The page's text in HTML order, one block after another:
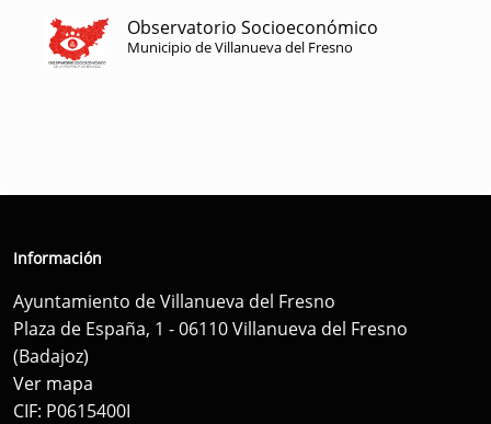
Observatorio Socioeconómico
Municipio de Villanueva del Fresno
Información
Ayuntamiento de Villanueva del Fresno
Plaza de España, 1 - 06110 Villanueva del Fresno
(Badajoz)
Ver mapa
CIF: P0615400I